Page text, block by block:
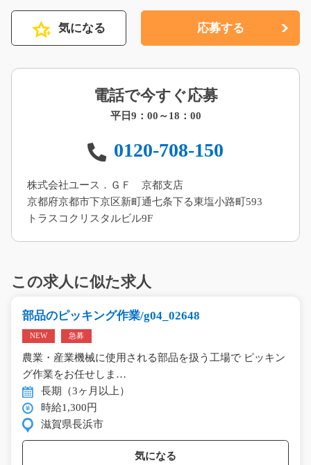
気になる 応募する
電話で今すぐ応募
平日9：00～18：00
0120-708-150
株式会社ユース．ＧＦ 京都支店
京都府京都市下京区新町通七条下る東塩小路町593
トラスコクリスタルビル9F
この求人に似た求人
部品のピッキング作業/g04_02648
NEW 急募
農業・産業機械に使用される部品を扱う工場で ピッキン
グ作業をお任せしま…
長期（3ヶ月以上）
時給1,300円
滋賀県長浜市
気になる